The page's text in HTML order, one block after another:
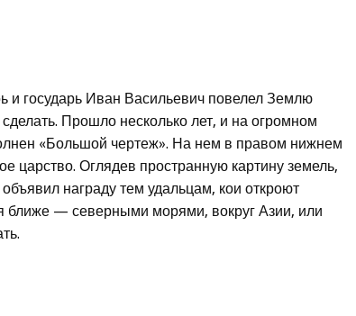
и государь Иван Васильевич повелел Землю
Прошло несколько лет, и на огромном
«Большой чертеж». На нем в правом нижнем
царство. Оглядев пространную картину земель,
награду тем удальцам, кои откроют
ближе — северными морями, вокруг Азии, или